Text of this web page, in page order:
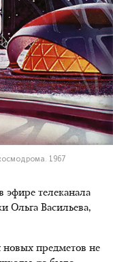
1967
эфире телеканала
Ольга Васильева,
новых предметов не